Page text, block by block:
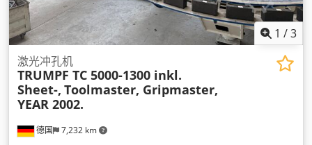
1 /3
德国 7,232 km
激光冲孔机
TRUMPF TC 5000-1300 inkl.
Sheet-, Toolmaster, Gripmaster,
YEAR 2002.